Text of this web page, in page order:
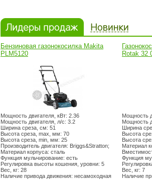
Бензиновая газонокосилка Makita
PLM5120
Rotak 32
Мощность двигателя, кВт: 2.36
Мощность двигателя, л/c: 3.2
Ширина среза, см: 51
Высота среза, max, мм: 70
Высота среза, min, мм: 25
Производитель двигателя: Briggs&Stratton;
Материал корпуса: сталь
Функция мульчирование: есть
Регулировка высоты кошения, уровни: 5
Вес, кг: 28
Наличие привода движения: несамоходная
Мощность
Мощность
Ширина
Высота
Высота
Материал
Функция
Вес, кг: 7
Наличие